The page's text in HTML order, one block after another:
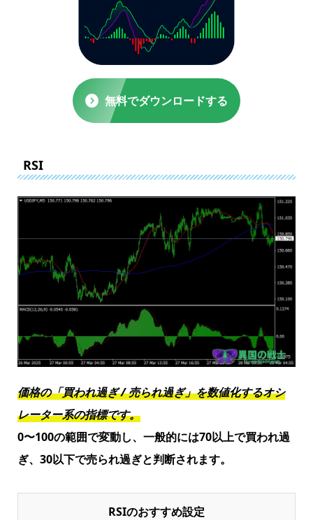
無料でダウンロードする
RSI
価格の「買われ過ぎ / 売られ過ぎ」を数値化するオシ
レーター系の指標です。
0〜100の範囲で変動し、一般的には70以上で買われ過
ぎ、30以下で売られ過ぎと判断されます。
RSIのおすすめ設定